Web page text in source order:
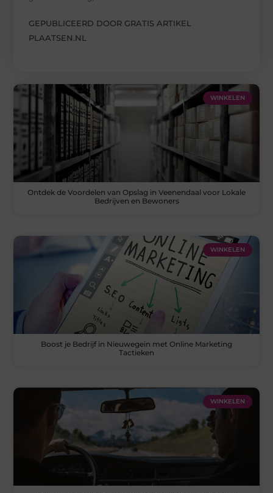
GEPUBLICEERD DOOR GRATIS ARTIKEL
PLAATSEN.NL
WINKELEN
Ontdek de Voordelen van Opslag in Veenendaal voor Lokale
Bedrijven en Bewoners
WINKELEN
Boost je Bedrijf in Nieuwegein met Online Marketing
Tactieken
WINKELEN